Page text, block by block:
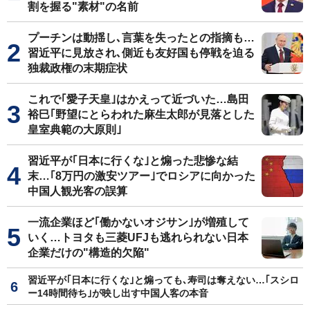
割を握る"素材"の名前
プーチンは動揺し､言葉を失ったとの指摘も…
習近平に見放され､側近も友好国も停戦を迫る
独裁政権の末期症状
これで｢愛子天皇｣はかえって近づいた…島田
裕巳｢野望にとらわれた麻生太郎が見落とした
皇室典範の大原則｣
習近平が｢日本に行くな｣と煽った悲惨な結
末…｢8万円の激安ツアー｣でロシアに向かった
中国人観光客の誤算
一流企業ほど｢働かないオジサン｣が増殖して
いく…トヨタも三菱UFJも逃れられない日本
企業だけの"構造的欠陥"
習近平が｢日本に行くな｣と煽っても､寿司は奪えない…｢スシロ
ー14時間待ち｣が映し出す中国人客の本音